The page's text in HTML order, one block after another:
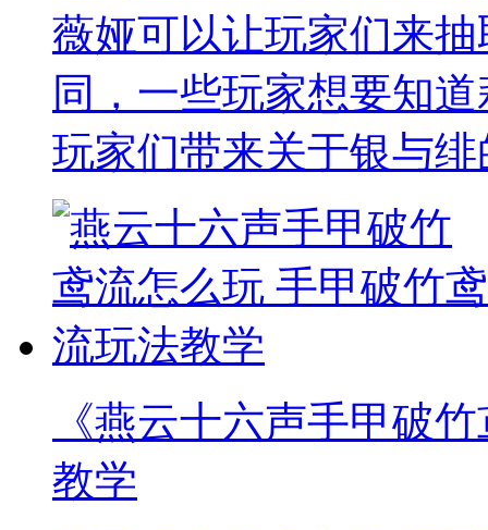
薇娅可以让玩家们来
同，一些玩家想要知
玩家们带来关于银与
《燕云十六声手甲破
教学